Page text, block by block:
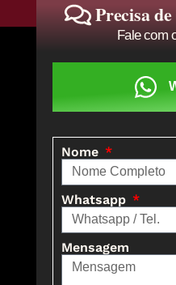
Precisa
Fale com
Nome
Whatsapp
Mensagem